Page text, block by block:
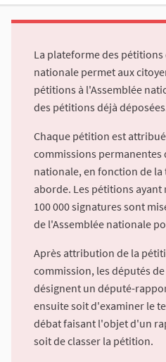
La plateforme des pétitions
nationale permet aux
pétitions à l'Assemblée
des pétitions déjà
Chaque pétition est
commissions permanentes
nationale, en fonction de
aborde. Les pétitions
100 000 signatures sont
de l'Assemblée nationale
Après attribution de la
commission, les députés
désignent un député-
ensuite soit d'examiner le
débat faisant l'objet d'un
soit de classer la pétition.